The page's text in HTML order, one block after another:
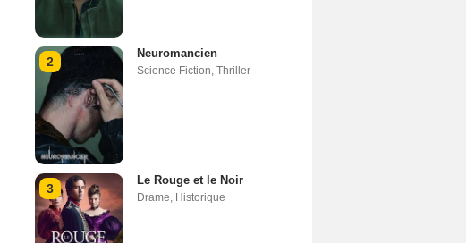
2
Neuromancien
Science Fiction Thriller
3
Le Rouge et le Noir
Drame Historique